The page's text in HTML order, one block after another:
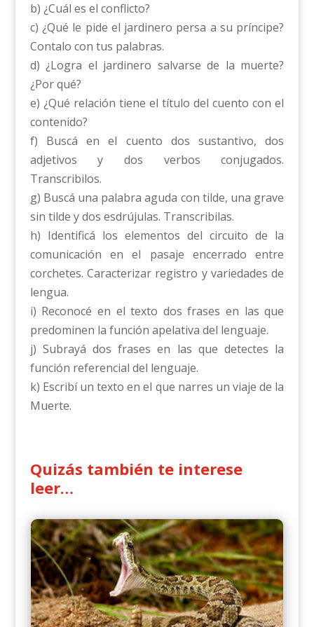
b) ¿Cuál es el conflicto?
c) ¿Qué le pide el jardinero persa a su príncipe?
Contalo con tus palabras.
d) ¿Logra el jardinero salvarse de la muerte?
¿Por qué?
e) ¿Qué relación tiene el título del cuento con el
contenido?
f) Buscá en el cuento dos sustantivo, dos
adjetivos y dos verbos conjugados.
Transcribilos.
g) Buscá una palabra aguda con tilde, una grave
sin tilde y dos esdrújulas. Transcribilas.
h) Identificá los elementos del circuito de la
comunicación en el pasaje encerrado entre
corchetes. Caracterizar registro y variedades de
lengua.
i) Reconocé en el texto dos frases en las que
predominen la función apelativa del lenguaje.
j) Subrayá dos frases en las que detectes la
función referencial del lenguaje.
k) Escribí un texto en el que narres un viaje de la
Muerte.
Quizás también te interese
leer…